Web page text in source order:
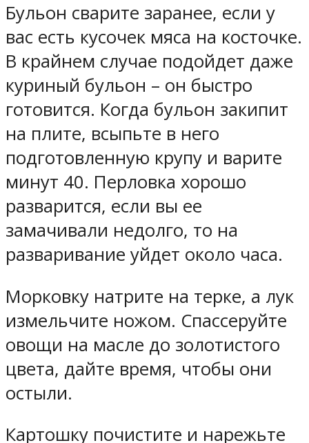
Бульон сварите заранее, если у
вас есть кусочек мяса на косточке.
В крайнем случае подойдет даже
куриный бульон – он быстро
готовится. Когда бульон закипит
на плите, всыпьте в него
подготовленную крупу и варите
минут 40. Перловка хорошо
разварится, если вы ее
замачивали недолго, то на
разваривание уйдет около часа.
Морковку натрите на терке, а лук
измельчите ножом. Спассеруйте
овощи на масле до золотистого
цвета, дайте время, чтобы они
остыли.
Картошку почистите и нарежьте